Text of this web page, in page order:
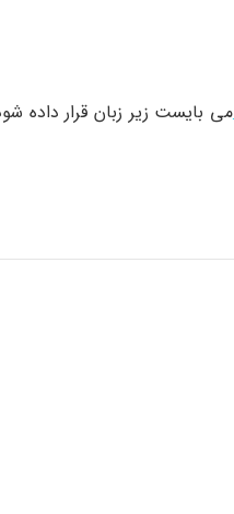
می بایست زیر زبان قرار داده